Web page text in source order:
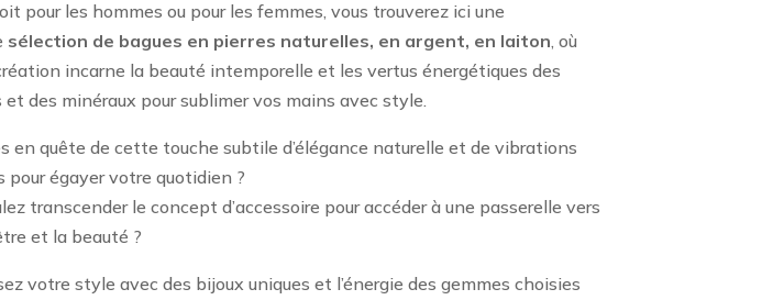
pour les hommes ou pour les femmes, vous trouverez ici une
sélection de bagues en pierres naturelles, en argent, en laiton , où
incarne la beauté intemporelle et les vertus énergétiques des
et des minéraux pour sublimer vos mains avec style.
en quête de cette touche subtile d’élégance naturelle et de vibrations
pour égayer votre quotidien ?
transcender le concept d’accessoire pour accéder à une passerelle vers
et la beauté ?
votre style avec des bijoux uniques et l’énergie des gemmes choisies